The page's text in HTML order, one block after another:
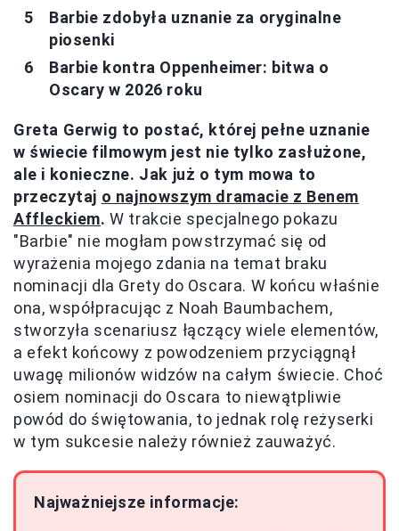
Barbie zdobyła uznanie za oryginalne
piosenki
Barbie kontra Oppenheimer: bitwa o
Oscary w 2026 roku
Greta Gerwig to postać, której pełne uznanie
w świecie filmowym jest nie tylko zasłużone,
ale i konieczne. Jak już o tym mowa to
przeczytaj o najnowszym dramacie z Benem
Affleckiem.W trakcie specjalnego pokazu
"Barbie" nie mogłam powstrzymać się od
wyrażenia mojego zdania na temat braku
nominacji dla Grety do Oscara. W końcu właśnie
ona, współpracując z Noah Baumbachem,
stworzyła scenariusz łączący wiele elementów,
a efekt końcowy z powodzeniem przyciągnął
uwagę milionów widzów na całym świecie. Choć
osiem nominacji do Oscara to niewątpliwie
powód do świętowania, to jednak rolę reżyserki
w tym sukcesie należy również zauważyć.
Najważniejsze informacje: